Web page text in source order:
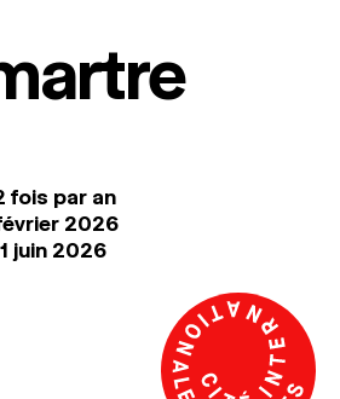
fois par an
2026
juin 2026